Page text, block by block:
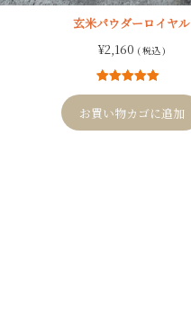
玄米パウダーロイヤル
¥2,160 ( 税込 )
4
件の利用者
評価に基づ
く5段階評価
のうち、
お買い物カゴに追加